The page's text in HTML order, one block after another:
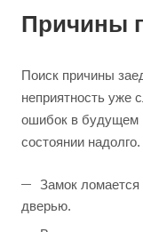
Причины
Поиск причины
неприятность уже
ошибок в будущем
состоянии надолго.
Замок ломается
дверью.